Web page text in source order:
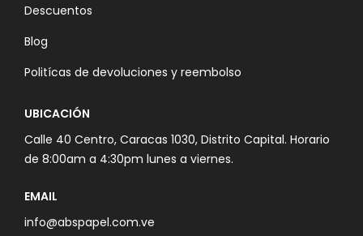
Descuentos
Blog
Politícas de devoluciones y reembolso
UBICACIÓN
Calle 40 Centro, Caracas 1030, Distrito Capital. Horario
de 8:00am a 4:30pm lunes a viernes.
EMAIL
info@abspapel.com.ve